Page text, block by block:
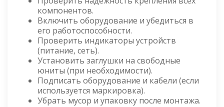
компонентов.
Включить оборудование и убедиться в
его работоспособности.
Проверить индикаторы устройств
(питание, сеть).
Установить заглушки на свободные
юниты (при необходимости).
Подписать оборудование и кабели (если
используется маркировка).
Убрать мусор и упаковку после монтажа.